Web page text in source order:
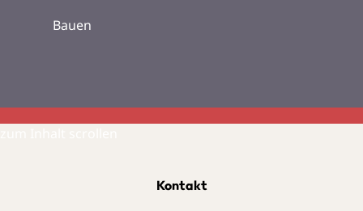
Bauen
Kontakt